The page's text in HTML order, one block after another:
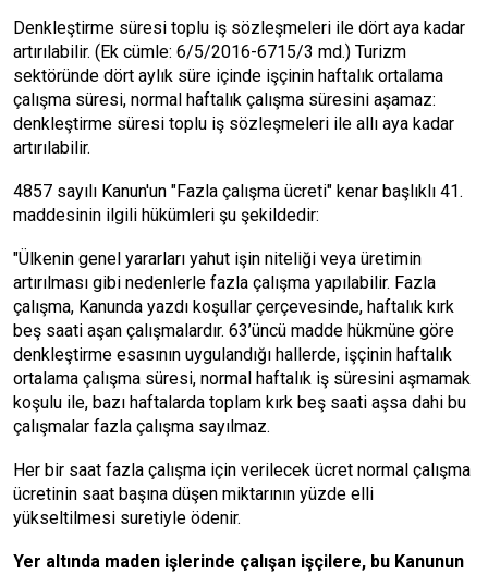
Denkleştirme süresi toplu iş sözleşmeleri ile dört aya kadar
artırılabilir. (Ek cümle: 6/5/2016-6715/3 md.) Turizm
sektöründe dört aylık süre içinde işçinin haftalık ortalama
çalışma süresi, normal haftalık çalışma süresini aşamaz:
denkleştirme süresi toplu iş sözleşmeleri ile allı aya kadar
artırılabilir.
4857 sayılı Kanun'un "Fazla çalışma ücreti" kenar başlıklı 41.
maddesinin ilgili hükümleri şu şekildedir:
"Ülkenin genel yararları yahut işin niteliği veya üretimin
artırılması gibi nedenlerle fazla çalışma yapılabilir. Fazla
çalışma, Kanunda yazdı koşullar çerçevesinde, haftalık kırk
beş saati aşan çalışmalardır. 63’üncü madde hükmüne göre
denkleştirme esasının uygulandığı hallerde, işçinin haftalık
ortalama çalışma süresi, normal haftalık iş süresini aşmamak
koşulu ile, bazı haftalarda toplam kırk beş saati aşsa dahi bu
çalışmalar fazla çalışma sayılmaz.
Her bir saat fazla çalışma için verilecek ücret normal çalışma
ücretinin saat başına düşen miktarının yüzde elli
yükseltilmesi suretiyle ödenir.
Yer altında maden işlerinde çalışan işçilere, bu Kanunun